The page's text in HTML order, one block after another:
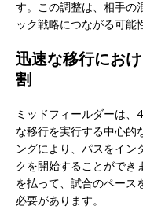
す。この調整は、相手の
ック戦略につながる可能
迅速な移行にお
割
ミッドフィールダーは
な移行を実行する中心的
ングにより、パスをイン
クを開始することができ
を払って、試合のペース
必要があります。